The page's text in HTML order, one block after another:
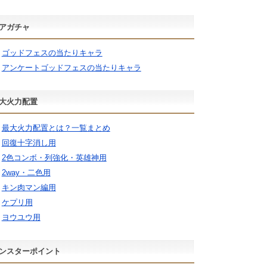
ガチャ
ゴッドフェスの当たりキャラ
アンケートゴッドフェスの当たりキャラ
火力配置
最大火力配置とは？一覧まとめ
回復十字消し用
2色コンボ・列強化・英雄神用
2way・二色用
キン肉マン編用
ケプリ用
ヨウユウ用
スターポイント